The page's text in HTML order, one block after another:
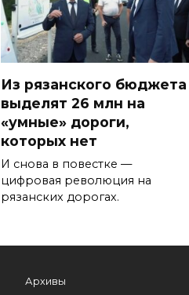
Из рязанского бюджета
выделят 26 млн на
«умные» дороги,
которых нет
И снова в повестке —
цифровая революция на
рязанских дорогах.
Архивы